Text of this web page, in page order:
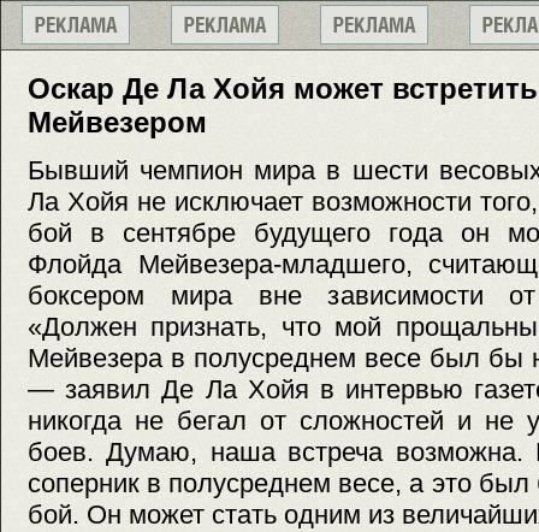
Оскар Де Ла Хойя может
Мейвезером
Бывший чемпион мира в шести
Ла Хойя не исключает возможности
бой в сентябре будущего года он
Флойда Мейвезера-младшего,
боксером мира вне зависимости от
«Должен признать, что мой
Мейвезера в полусреднем весе был бы
— заявил Де Ла Хойя в интервью
никогда не бегал от сложностей и не
боев. Думаю, наша встреча возможна.
соперник в полусреднем весе, а это
бой. Он может стать одним из